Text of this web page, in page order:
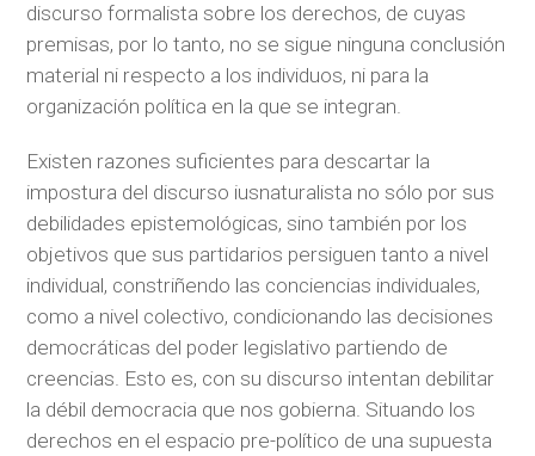
discurso formalista sobre los derechos, de cuyas
premisas, por lo tanto, no se sigue ninguna conclusión
material ni respecto a los individuos, ni para la
organización política en la que se integran.
Existen razones suficientes para descartar la
impostura del discurso iusnaturalista no sólo por sus
debilidades epistemológicas, sino también por los
objetivos que sus partidarios persiguen tanto a nivel
individual, constriñendo las conciencias individuales,
como a nivel colectivo, condicionando las decisiones
democráticas del poder legislativo partiendo de
creencias. Esto es, con su discurso intentan debilitar
la débil democracia que nos gobierna. Situando los
derechos en el espacio pre-político de una supuesta